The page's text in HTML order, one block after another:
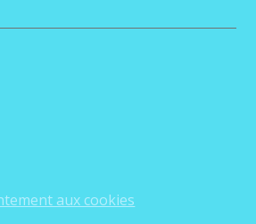
aux cookies